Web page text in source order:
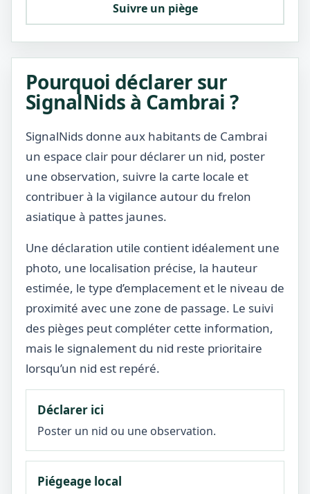
Suivre un piège
Pourquoi déclarer sur
SignalNids à Cambrai ?
SignalNids donne aux habitants de Cambrai
un espace clair pour déclarer un nid, poster
une observation, suivre la carte locale et
contribuer à la vigilance autour du frelon
asiatique à pattes jaunes.
Une déclaration utile contient idéalement une
photo, une localisation précise, la hauteur
estimée, le type d’emplacement et le niveau de
proximité avec une zone de passage. Le suivi
des pièges peut compléter cette information,
mais le signalement du nid reste prioritaire
lorsqu’un nid est repéré.
Déclarer ici
Poster un nid ou une observation.
Piégeage local